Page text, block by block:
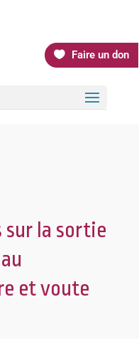
Faire un don
sur la sortie
et voute